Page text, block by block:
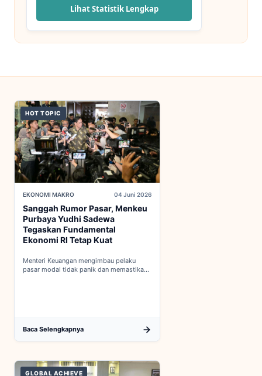
Lihat Statistik Lengkap
HOT TOPIC
EKONOMI MAKRO 04 Juni 2026
Sanggah Rumor Pasar, Menkeu
Purbaya Yudhi Sadewa
Tegaskan Fundamental
Ekonomi RI Tetap Kuat
Menteri Keuangan mengimbau pelaku
pasar modal tidak panik dan memastikan
Baca Selengkapnya
GLOBAL ACHIEVE